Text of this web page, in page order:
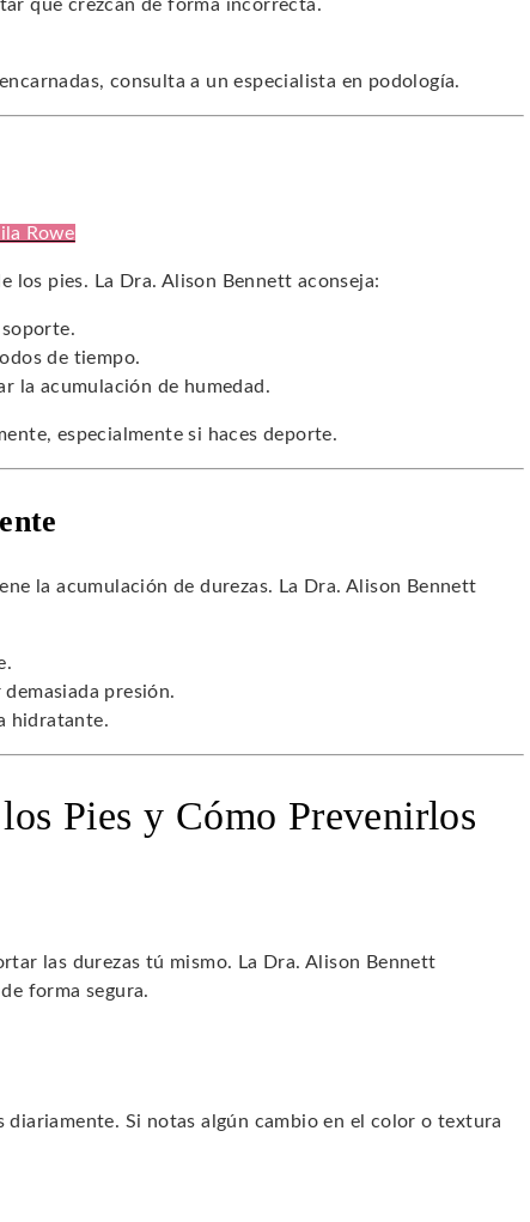
que crezcan de forma incorrecta.
consulta a un especialista en podología.
Rowe
los pies. La Dra. Alison Bennett aconseja:
de tiempo.
la acumulación de humedad.
especialmente si haces deporte.
la acumulación de durezas. La Dra. Alison Bennett
presión.
hidratante.
Pies y Cómo Prevenirlos
las durezas tú mismo. La Dra. Alison Bennett
forma segura.
Si notas algún cambio en el color o textura